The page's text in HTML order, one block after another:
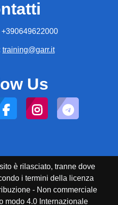
+390649622000
training@garr.it
Us
è rilasciato, tranne dove
i termini della licenza
- Non commerciale
modo 4.0 Internazionale